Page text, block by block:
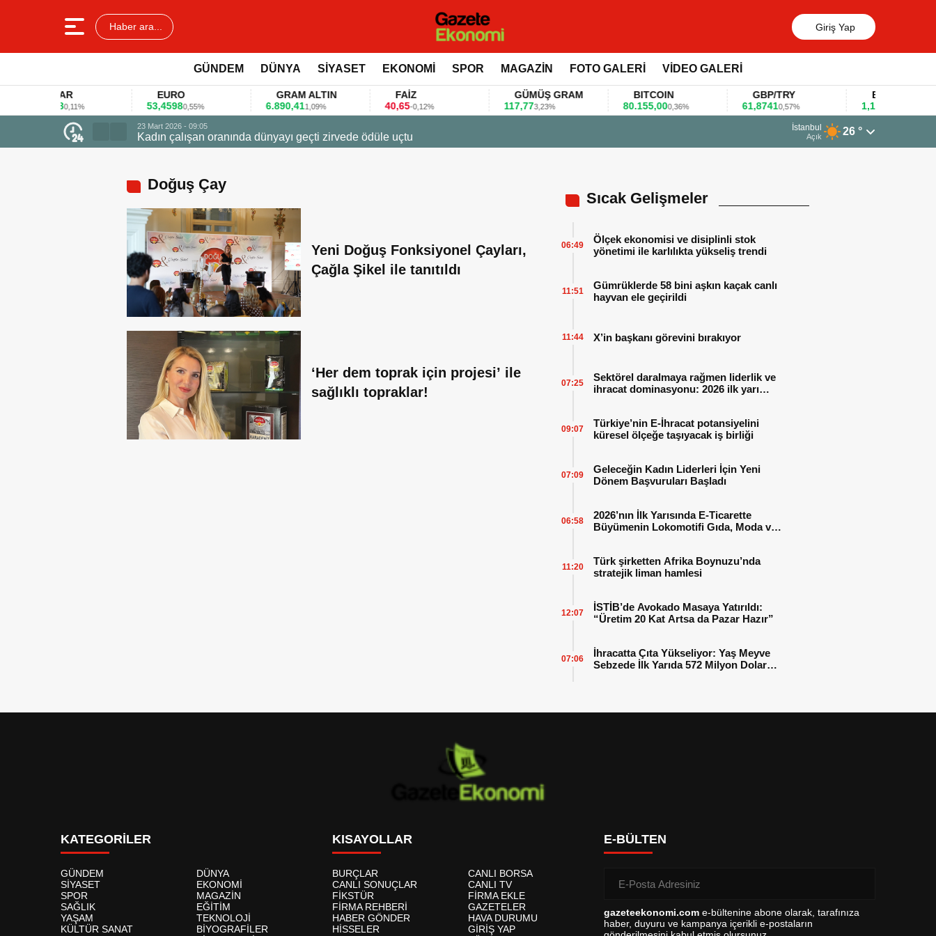
Haber ara... Giriş Yap
GÜNDEM DÜNYA SİYASET EKONOMİ SPOR MAGAZİN FOTO GALERİ VİDEO GALERİ
EURO
53,45980,55%
GRAM ALTIN
6.890,411,09%
40,65-0,12%
GÜMÜŞ GRAM
117,773,23%
BITCOIN
80.155,000,36%
GBP/TRY
61,87410,57%
EUR/USD
1,17810,47%
Firmalar gıda fuarlarını bu anket ile değerlendirdi
13 Mart 2026 - 06:55
Huawei KOBİ’ler için
İstanbul
Açık 26 °
Doğuş Çay
Yeni Doğuş Fonksiyonel Çayları,
Çağla Şikel ile tanıtıldı
‘Her dem toprak için projesi’ ile
sağlıklı topraklar!
Sıcak Gelişmeler
Ölçek ekonomisi ve disiplinli stok
yönetimi ile karlılıkta yükseliş trendi
06:49
Gümrüklerde 58 bini aşkın kaçak canlı
hayvan ele geçirildi
11:51
X’in başkanı görevini bırakıyor
11:44
Sektörel daralmaya rağmen liderlik ve
ihracat dominasyonu: 2026 ilk yarı
07:25
Türkiye’nin E-İhracat potansiyelini
küresel ölçeğe taşıyacak iş birliği
09:07
Geleceğin Kadın Liderleri İçin Yeni
Dönem Başvuruları Başladı
07:09
2026’nın İlk Yarısında E-Ticarette
Büyümenin Lokomotifi Gıda, Moda ve
06:58
Türk şirketten Afrika Boynuzu’nda
stratejik liman hamlesi
11:20
İSTİB’de Avokado Masaya Yatırıldı:
“Üretim 20 Kat Artsa da Pazar Hazır”
12:07
İhracatta Çıta Yükseliyor: Yaş Meyve
Sebzede İlk Yarıda 572 Milyon Dolar
07:06
KATEGORİLER
GÜNDEM
DÜNYA
SİYASET
EKONOMİ
SPOR
MAGAZİN
SAĞLIK
EĞİTİM
YAŞAM
TEKNOLOJİ
KÜLTÜR SANAT
BİYOGRAFİLER
KISAYOLLAR
BURÇLAR
CANLI BORSA
CANLI SONUÇLAR
CANLI TV
FİKSTÜR
FİRMA EKLE
FİRMA REHBERİ
GAZETELER
HABER GÖNDER
HAVA DURUMU
HİSSELER
GİRİŞ YAP
E-BÜLTEN
gazeteekonomi.com e-bültenine abone olarak, tarafınıza
haber, duyuru ve kampanya içerikli e-postaların